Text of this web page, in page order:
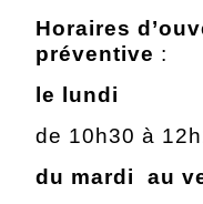
Horaires
préventive :
le lundi
de 10h30 à
du mardi au